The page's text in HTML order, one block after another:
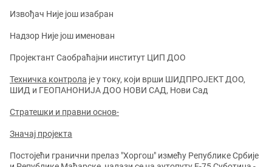
Извођач Није још изабран
Надзор Није још именован
Пројектант Саобраћајни институт ЦИП ДОО
Техничка контрола је у току, који врши ШИДПРОЈЕКТ ДОО,
ШИД и ГЕОПАНОНИЈА ДОО НОВИ САД, Нови Сад
Стратешки и правни основ-
Значај пројекта
Постојећи гранични прелаз "Хоргош" измећу Републике Србије